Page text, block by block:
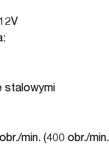
stalowymi
min. (400 obr./min.